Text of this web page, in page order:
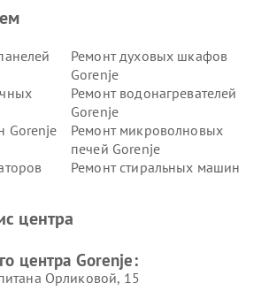
Ремонт духовых шкафов
Gorenje
Ремонт водонагревателей
Gorenje
Gorenje
Ремонт микроволновых
печей Gorenje
Ремонт стиральных машин
центра
центра Gorenje:
Орликовой, 15